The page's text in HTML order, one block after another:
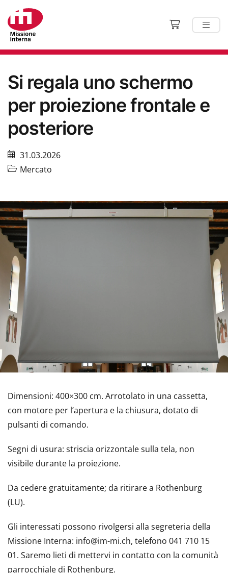
Si regala uno schermo
per proiezione frontale e
posteriore
31.03.2026
Mercato
Dimensioni: 400×300 cm. Arrotolato in una cassetta,
con motore per l’apertura e la chiusura, dotato di
pulsanti di comando.
Segni di usura: striscia orizzontale sulla tela, non
visibile durante la proiezione.
Da cedere gratuitamente; da ritirare a Rothenburg
(LU).
Gli interessati possono rivolgersi alla segreteria della
Missione Interna: info@im-mi.ch, telefono 041 710 15
01. Saremo lieti di mettervi in contatto con la comunità
parrocchiale di Rothenburg.